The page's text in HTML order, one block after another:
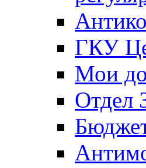
ГКУ
Мои
Отдел